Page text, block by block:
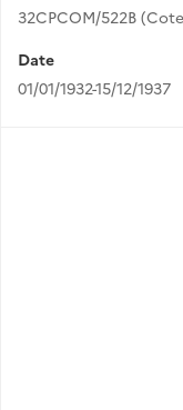
32CPCOM/522B
Date
01/01/1932-15/12/1937